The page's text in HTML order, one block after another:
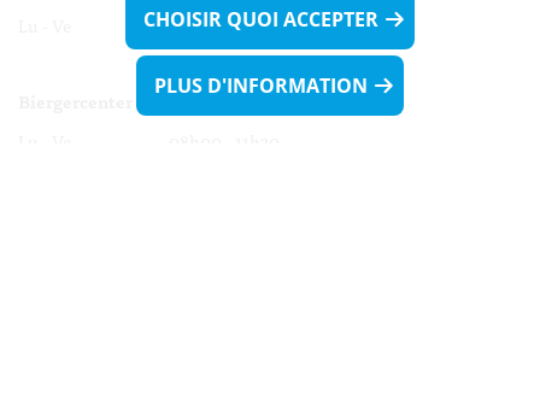
Lu - Ve 08h00 - 11h30
13h30 - 16h00
CHOISIR QUOI ACCEPTER
PLUS D'INFORMATION